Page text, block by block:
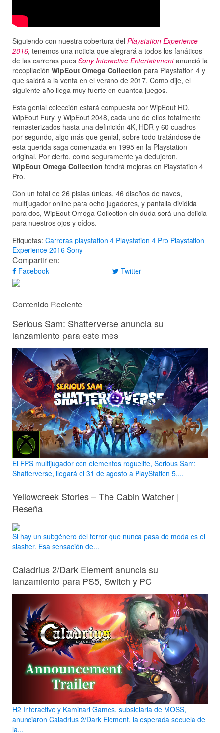
Siguiendo con nuestra cobertura del Playstation Experience
2016, tenemos una noticia que alegrará a todos los fanáticos
de las carreras pues Sony Interactive Entertainmentanunció la
recopilación WipEout Omega Collection para Playstation 4 y
que saldrá a la venta en el verano de 2017. Como dije, el
siguiente año llega muy fuerte en cuantoa juegos.
Esta genial colección estará compuesta por WipEout HD,
WipEout Fury, y WipEout 2048, cada uno de ellos totalmente
remasterizados hasta una definición 4K, HDR y 60 cuadros
por segundo, algo más que genial, sobre todo tratándose de
esta querida saga comenzada en 1995 en la Playstation
original. Por cierto, como seguramente ya dedujeron,
WipEout Omega Collection tendrá mejoras en Playstation 4
Pro.
Con un total de 26 pistas únicas, 46 diseños de naves,
multijugador online para ocho jugadores, y pantalla dividida
para dos, WipEout Omega Collection sin duda será una delicia
para nuestros ojos y oídos.
Etiquetas: Carreras playstation 4 Playstation 4 Pro Playstation
Experience 2016 Sony
Compartir en:
Facebook Twitter
Contenido Reciente
Serious Sam: Shatterverse anuncia su
lanzamiento para este mes
El FPS multijugador con elementos roguelite, Serious Sam:
Shatterverse, llegará el 31 de agosto a PlayStation 5,...
Yellowcreek Stories – The Cabin Watcher |
Reseña
Si hay un subgénero del terror que nunca pasa de moda es el
slasher. Esa sensación de...
Caladrius 2/Dark Element anuncia su
lanzamiento para PS5, Switch y PC
H2 Interactive y Kaminari Games, subsidiaria de MOSS,
anunciaron Caladrius 2/Dark Element, la esperada secuela de
la...